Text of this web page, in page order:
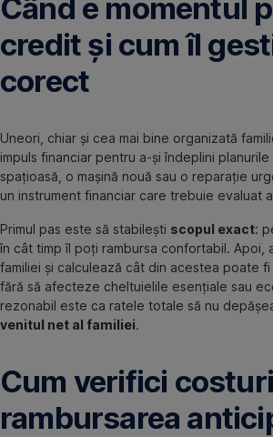
Când e momentul
credit și cum îl
corect
Uneori, chiar și cea mai bine organizată
impuls financiar pentru a-și îndeplini
spațioasă, o mașină nouă sau o reparație
un instrument financiar care trebuie evaluat
Primul pas este să stabilești scopul exact:
în cât timp îl poți rambursa confortabil. Apoi,
familiei și calculează cât din acestea poate fi
fără să afecteze cheltuielile esențiale sau
rezonabil este ca ratele totale să nu
venitul net al familiei.
Cum verifici
rambursarea